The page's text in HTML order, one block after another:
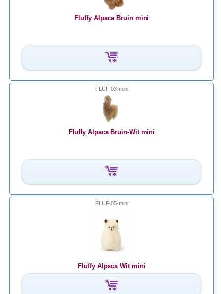
Fluffy Alpaca Bruin mini
FLUF-03-mini
Fluffy Alpaca Bruin-Wit mini
FLUF-05-mini
Fluffy Alpaca Wit mini